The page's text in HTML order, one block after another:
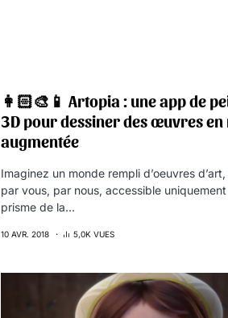
👩🏻‍🎨📱 Artopia : une app de
3D pour dessiner des œuvres
augmentée
Imaginez un monde rempli d’oeuvres
par vous, par nous, accessible
prisme de la…
10 AVR. 2018 5,0K VUES